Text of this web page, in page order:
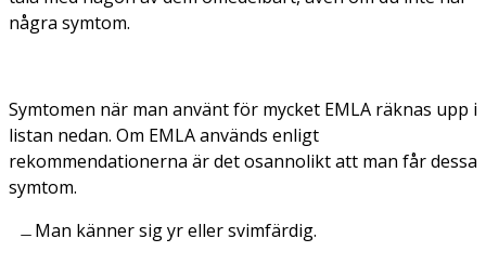
några symtom.
Symtomen när man använt för mycket EMLA räknas upp i
listan nedan. Om EMLA används enligt
rekommendationerna är det osannolikt att man får dessa
symtom.
Man känner sig yr eller svimfärdig.